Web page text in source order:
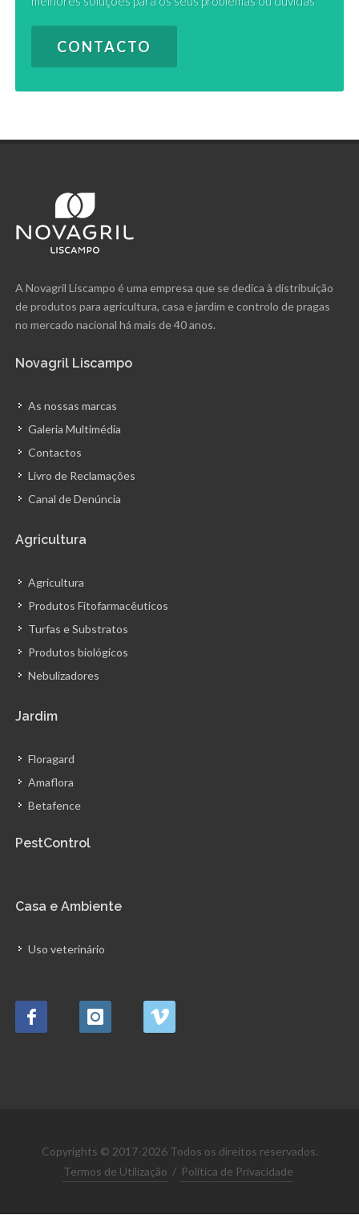
CONTACTO
A Novagril Liscampo é uma empresa que se dedica à distribuição
de produtos para agricultura, casa e jardim e controlo de pragas
no mercado nacional há mais de 40 anos.
Novagril Liscampo
As nossas marcas
Galeria Multimédia
Contactos
Livro de Reclamações
Canal de Denúncia
Agricultura
Agricultura
Produtos Fitofarmacêuticos
Turfas e Substratos
Produtos biológicos
Nebulizadores
Jardim
Floragard
Amaflora
Betafence
PestControl
Casa e Ambiente
Uso veterinário
Copyrights © 2017-2026 Todos os direitos reservados.
Termos de Utilização / Política de Privacidade